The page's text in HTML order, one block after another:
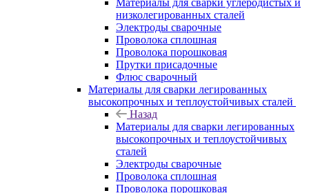
Материалы для сварки углеродистых и
низколегированных сталей
Электроды сварочные
Проволока сплошная
Проволока порошковая
Прутки присадочные
Флюс сварочный
Материалы для сварки легированных
высокопрочных и теплоустойчивых сталей
Назад
Материалы для сварки легированных
высокопрочных и теплоустойчивых
сталей
Электроды сварочные
Проволока сплошная
Проволока порошковая